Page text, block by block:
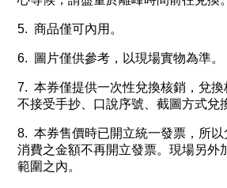
5. 商品僅可內用。
6. 圖片僅供參考，以現場實物為準。
7. 本券僅提供一次性兌換核銷，兌換
不接受手抄、口說序號、截圖方式兌
8. 本券售價時已開立統一發票，所
消費之金額不再開立發票。現場另外
範圍之內。